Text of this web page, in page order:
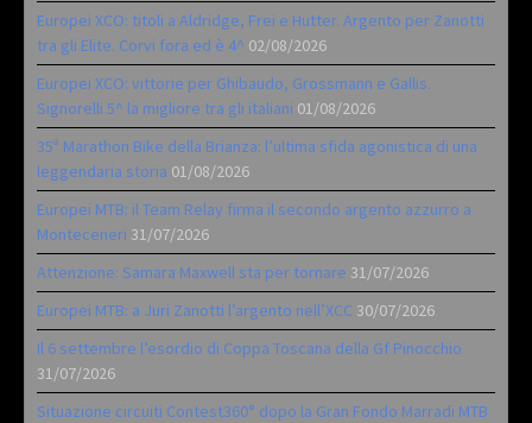
Europei XCO: titoli a Aldridge, Frei e Hutter. Argento per Zanotti
tra gli Elite. Corvi fora ed è 4^ 02/08/2026
Europei XCO: vittorie per Ghibaudo, Grossmann e Gallis.
Signorelli 5^ la migliore tra gli italiani 01/08/2026
35ª Marathon Bike della Brianza: l’ultima sfida agonistica di una
leggendaria storia 01/08/2026
Europei MTB: il Team Relay firma il secondo argento azzurro a
Monteceneri 31/07/2026
Attenzione: Samara Maxwell sta per tornare 31/07/2026
Europei MTB: a Juri Zanotti l’argento nell’XCC 30/07/2026
Il 6 settembre l’esordio di Coppa Toscana della Gf Pinocchio
31/07/2026
Situazione circuiti Contest360° dopo la Gran Fondo Marradi MTB